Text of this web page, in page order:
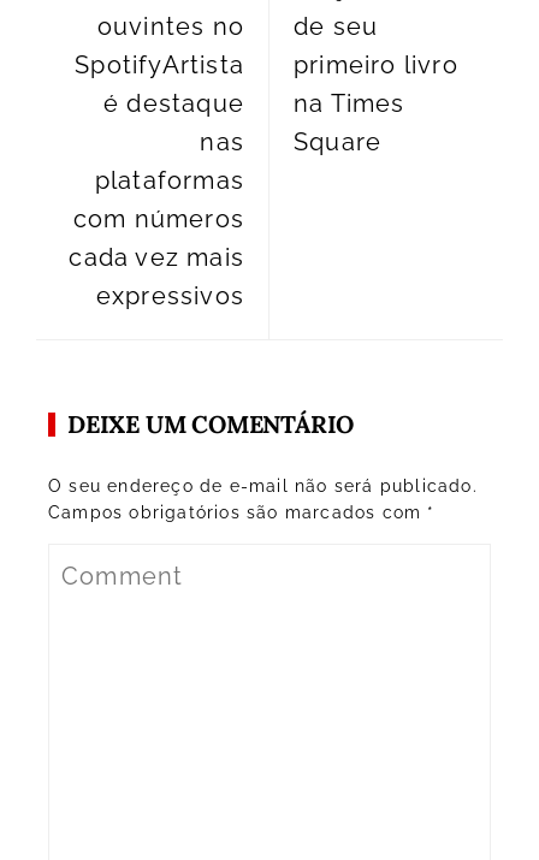
ouvintes no
SpotifyArtista
é destaque
nas
plataformas
com números
cada vez mais
expressivos
de seu
primeiro livro
na Times
Square
DEIXE UM COMENTÁRIO
O seu endereço de e-mail não será publicado.
Campos obrigatórios são marcados com *